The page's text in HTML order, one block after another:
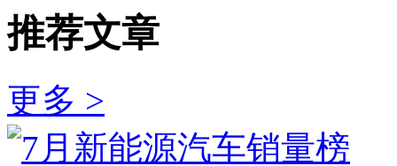
推荐文章
更多 >